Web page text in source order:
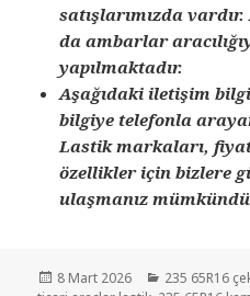
satışlarımızda
da ambarlar
yapılmaktadır.
Aşağıdaki iletişim
bilgiye telefonla
Lastik markaları,
özellikler için bizlere
ulaşmanız
Yayın
8 Mart 2026 Kategoriler
235 65R16